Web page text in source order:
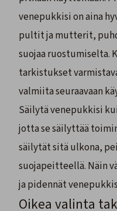
venepukkisi on aina
pultit ja mutterit,
suojaa ruostumiselta.
tarkistukset
valmiita seuraavaan
Säilytä venepukkisi
jotta se säilyttää
säilytät sitä ulkona,
suojapeitteellä. Näin
ja pidennät
Oikea valinta